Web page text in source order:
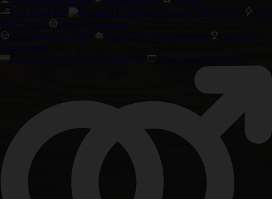
Cali Weed Frø
Precision F1 Hybrids
Høy
THC Sorter
Største avkastning
Chill Cannabis-sorter
Høy CBD Cannabis-sorter
Cannabis
Cup-vinnere
Amsterdam klassiske Cannabis Frø
Beste smak og aroma